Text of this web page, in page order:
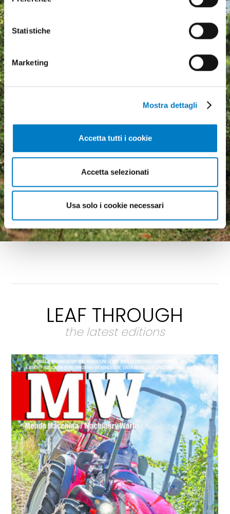
Statistiche
Marketing
Mostra dettagli
Accetta tutti i cookie
Accetta selezionati
Usa solo i cookie necessari
Agricultural machinery, a
growing market but
economic uncertainty
weighs heavily
LEAF THROUGH
the latest editions